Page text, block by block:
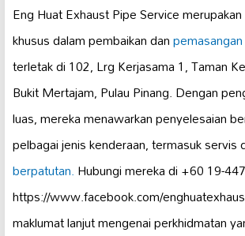
Eng Huat Exhaust Pipe Service
khusus dalam pembaikan dan
terletak di 102, Lrg Kerjasama 1, Taman
Bukit Mertajam, Pulau Pinang. Dengan
luas, mereka menawarkan penyelesaian
pelbagai jenis kenderaan, termasuk servis
berpatutan.Hubungi mereka di +60 19-
https://www.facebook.com/
maklumat lanjut mengenai perkhidmatan